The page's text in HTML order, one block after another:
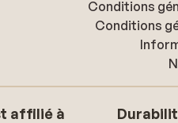
Conditions
Conditions
affilié à